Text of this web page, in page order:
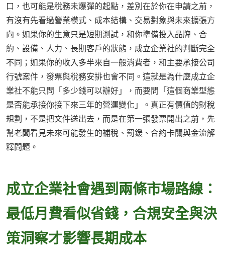
口，也可能是稅務未爆彈的起點，差別在於你在申請之前，
有沒有先看過營業模式、成本結構、交易對象與未來擴張方
向。如果你的生意只是短期測試，和你準備投入品牌、合
約、設備、人力、長期客戶的狀態，成立企業社的判斷完全
不同；如果你的收入多半來自一般消費者，和主要承接公司
行號案件，發票與稅務安排也會不同。這就是為什麼成立企
業社不能只問「多少錢可以辦好」，而要問「這個商業型態
是否能承接你接下來三年的營運變化」。真正有價值的財稅
規劃，不是把文件送出去，而是在第一張發票開出之前，先
幫老闆看見未來可能發生的補稅、罰鍰、合約卡關與金流解
釋問題。
成立企業社會遇到兩條市場路線：
最低月費看似省錢，合規安全與決
策洞察才影響長期成本